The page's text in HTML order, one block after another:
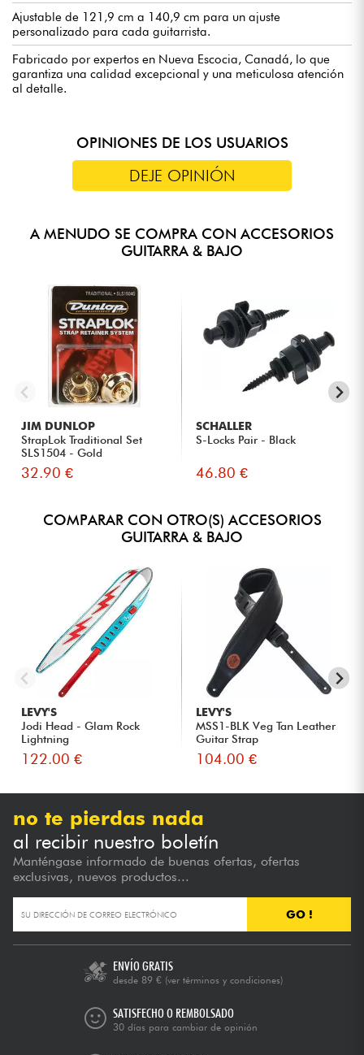
Ajustable de 121,9 cm a 140,9 cm para un ajuste
personalizado para cada guitarrista.
Fabricado por expertos en Nueva Escocia, Canadá, lo que
garantiza una calidad excepcional y una meticulosa atención
al detalle.
OPINIONES DE LOS USUARIOS
DEJE OPINIÓN
A MENUDO SE COMPRA CON ACCESORIOS
GUITARRA & BAJO
JIM DUNLOP
StrapLok Traditional Set
SLS1504 - Gold
32.90 €
SCHALLER
S-Locks Pair - Black
46.80 €
COMPARAR CON OTRO(S) ACCESORIOS
GUITARRA & BAJO
LEVY'S
Jodi Head - Glam Rock
Lightning
122.00 €
LEVY'S
MSS1-BLK Veg Tan Leather
Guitar Strap
104.00 €
no te pierdas nada
al recibir nuestro boletín
Manténgase informado de buenas ofertas, ofertas
exclusivas, nuevos productos...
GO !
ENVÍO GRATIS
desde 89 € (ver términos y condiciones)
SATISFECHO O REMBOLSADO
30 días para cambiar de opinión